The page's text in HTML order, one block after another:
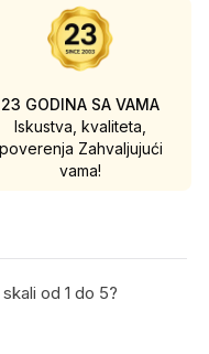
23 GODINA SA VAMA
Iskustva, kvaliteta,
poverenja Zahvaljujući
vama!
od 1 do 5?